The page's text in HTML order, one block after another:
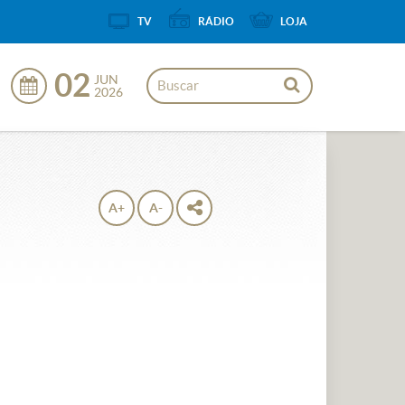
02 JUN
2026
A+ A-
TV RÁDIO LOJA